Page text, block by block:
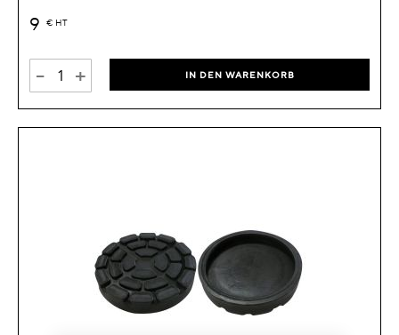
9 € HT
- + IN DEN WARENKORB